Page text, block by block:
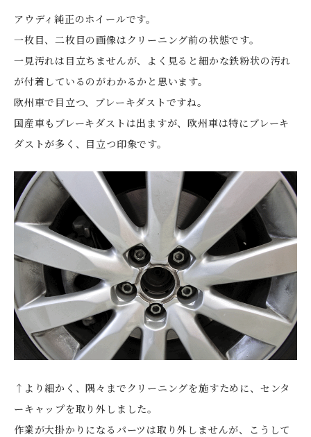
アウディ純正のホイールです。
一枚目、二枚目の画像はクリーニング前の状態です。
一見汚れは目立ちませんが、よく見ると細かな鉄粉状の汚れ
が付着しているのがわかるかと思います。
欧州車で目立つ、ブレーキダストですね。
国産車もブレーキダストは出ますが、欧州車は特にブレーキ
ダストが多く、目立つ印象です。
↑より細かく、隅々までクリーニングを施すために、センタ
ーキャップを取り外しました。
作業が大掛かりになるパーツは取り外しませんが、こうして